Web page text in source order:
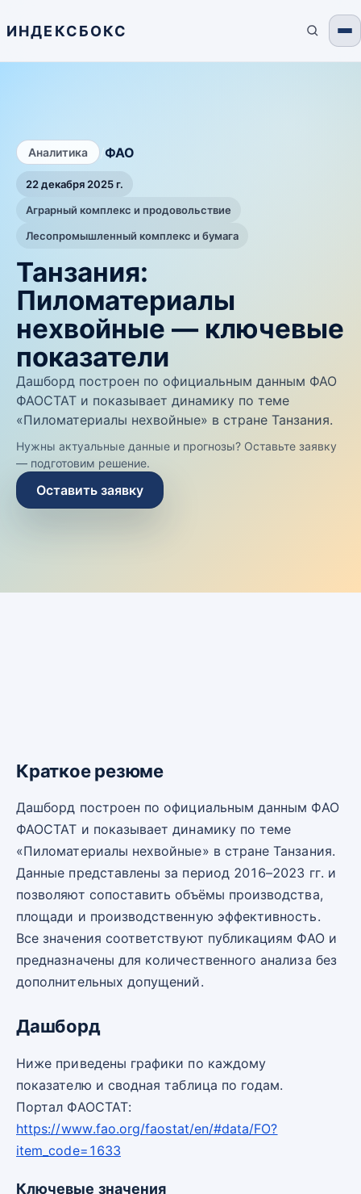
ИНДЕКСБОКС
Аналитика ФАО
22 декабря 2025 г.
Аграрный комплекс и продовольствие
Лесопромышленный комплекс и бумага
Танзания:
Пиломатериалы
нехвойные — ключевые
показатели
Дашборд построен по официальным данным ФАО
ФАОСТАТ и показывает динамику по теме
«Пиломатериалы нехвойные» в стране Танзания.
Нужны актуальные данные и прогнозы? Оставьте заявку
— подготовим решение.
Оставить заявку
Краткое резюме
Дашборд построен по официальным данным ФАО
ФАОСТАТ и показывает динамику по теме
«Пиломатериалы нехвойные» в стране Танзания.
Данные представлены за период 2016–2023 гг. и
позволяют сопоставить объёмы производства,
площади и производственную эффективность.
Все значения соответствуют публикациям ФАО и
предназначены для количественного анализа без
дополнительных допущений.
Дашборд
Ниже приведены графики по каждому
показателю и сводная таблица по годам.
Портал ФАОСТАТ:
https://www.fao.org/faostat/en/#data/FO?
item_code=1633
Ключевые значения